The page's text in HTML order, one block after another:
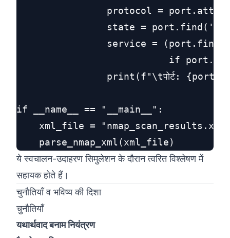
protocol =
state =
service =
if
print(f"\tपोर्ट:
if __name__ == "__main__":
xml_file =
ये स्वचालन-उदाहरण सिमुलेशन के दौरान त्वरित विश्लेषण में
सहायक होते हैं।
चुनौतियाँ व भविष्य की दिशा
चुनौतियाँ
यथार्थवाद बनाम नियंत्रण